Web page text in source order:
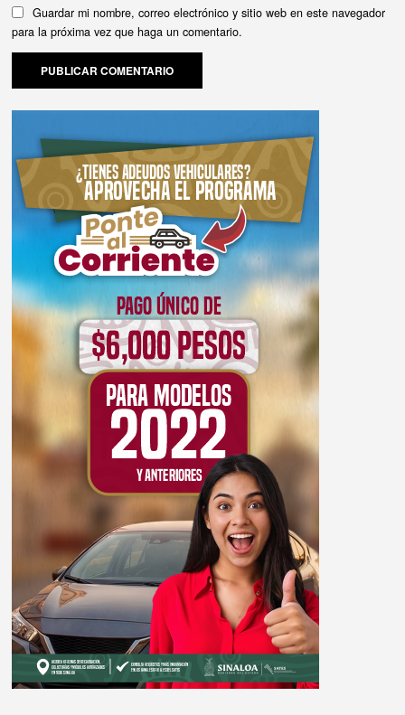
Guardar mi nombre, correo electrónico y sitio web en este navegador
para la próxima vez que haga un comentario.